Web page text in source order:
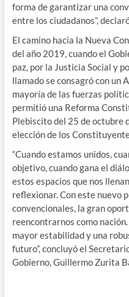
forma de garantizar una
entre los ciudadanos”,
El camino hacia la Nueva
del año 2019, cuando el
paz, por la Justicia Social y
llamado se consagró con un
mayoría de las fuerzas
permitió una Reforma
Plebiscito del 25 de octubre
elección de los
“Cuando estamos unidos,
objetivo, cuando gana el
estos espacios que nos
reflexionar. Con este nuevo
convencionales, la gran
reencontrarnos como
mayor estabilidad y una
futuro”, concluyó el
Gobierno, Guillermo Zurita